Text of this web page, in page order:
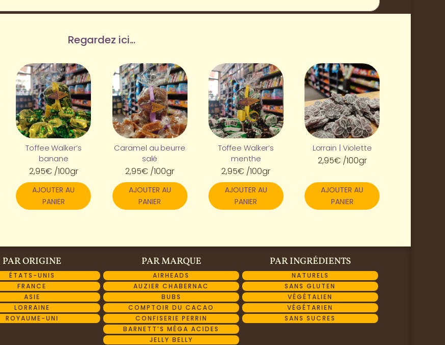
Regardez ici...
Toffee Walker’s
banane
2,95€ /100gr
AJOUTER AU
PANIER
Caramel au beurre
salé
2,95€ /100gr
AJOUTER AU
PANIER
Toffee Walker’s
menthe
2,95€ /100gr
AJOUTER AU
PANIER
Lorrain | Violette
2,95€ /100gr
AJOUTER AU
PANIER
PAR ORIGINE
ÉTATS-UNIS
FRANCE
ASIE
LORRAINE
ROYAUME-UNI
PAR MARQUE
AIRHEADS
AUZIER CHABERNAC
BUBS
COMPTOIR DU CACAO
CONFISERIE PERRIN
BARNETT’S MÉGA ACIDES
JELLY BELLY
PAR INGRÉDIENTS
NATURELS
SANS GLUTEN
VÉGÉTALIEN
VÉGÉTARIEN
SANS SUCRES